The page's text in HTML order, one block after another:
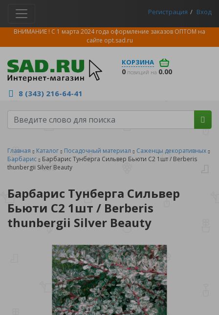
Регистрация Вход
ВНИМАНИЕ ! С 1 марта 2024 года оформление заказов ОПТОМ на
сайте opt.sad.ru
КОРЗИНА
0 позиций на 0.00
8 (343) 216-64-41
Главная Каталог Посадочный материал
Саженцы декоративных
Барбарис
Барбарис Тунберга Сильвер Бьюти С2 1шт / Berberis
thunbergii Silver Beauty
Барбарис Тунберга Сильвер
Бьюти С2 1шт / Berberis
thunbergii Silver Beauty